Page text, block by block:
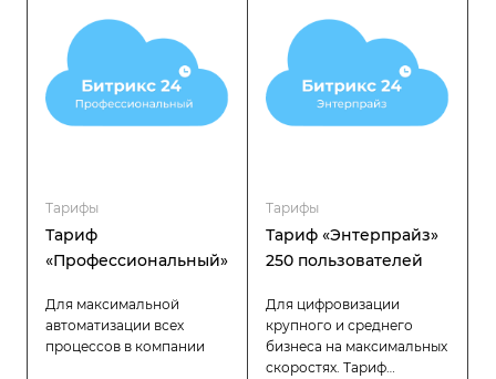
Тарифы
Тариф
«Профессиональный»
Для максимальной
автоматизации всех
процессов в компании
Тарифы
Тариф «Энтерпрайз»
250 пользователей
Для цифровизации
крупного и среднего
бизнеса на максимальных
скоростях. Тариф